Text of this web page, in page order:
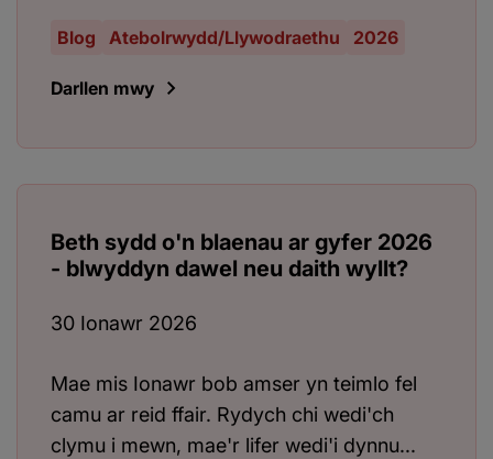
Blog Atebolrwydd/Llywodraethu 2026
Darllen mwy
Beth sydd o'n blaenau ar gyfer 2026
- blwyddyn dawel neu daith wyllt?
30 Ionawr 2026
Mae mis Ionawr bob amser yn teimlo fel
camu ar reid ffair. Rydych chi wedi'ch
clymu i mewn, mae'r lifer wedi'i dynnu...